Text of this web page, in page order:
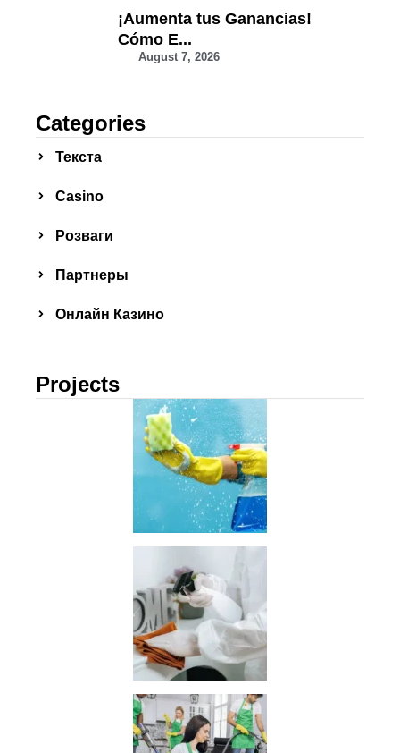
¡Aumenta tus Ganancias!
Cómo E...
August 7, 2026
Categories
Текста
Сasino
Розваги
Партнеры
Онлайн Казино
Projects